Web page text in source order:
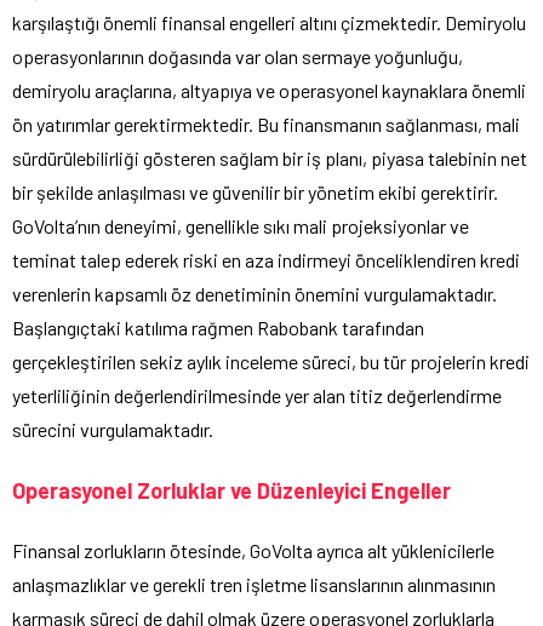
karşılaştığı önemli finansal engelleri altını çizmektedir. Demiryolu
operasyonlarının doğasında var olan sermaye yoğunluğu,
demiryolu araçlarına, altyapıya ve operasyonel kaynaklara önemli
ön yatırımlar gerektirmektedir. Bu finansmanın sağlanması, mali
sürdürülebilirliği gösteren sağlam bir iş planı, piyasa talebinin net
bir şekilde anlaşılması ve güvenilir bir yönetim ekibi gerektirir.
GoVolta’nın deneyimi, genellikle sıkı mali projeksiyonlar ve
teminat talep ederek riski en aza indirmeyi önceliklendiren kredi
verenlerin kapsamlı öz denetiminin önemini vurgulamaktadır.
Başlangıçtaki katılıma rağmen Rabobank tarafından
gerçekleştirilen sekiz aylık inceleme süreci, bu tür projelerin kredi
yeterliliğinin değerlendirilmesinde yer alan titiz değerlendirme
sürecini vurgulamaktadır.
Operasyonel Zorluklar ve Düzenleyici Engeller
Finansal zorlukların ötesinde, GoVolta ayrıca alt yüklenicilerle
anlaşmazlıklar ve gerekli tren işletme lisanslarının alınmasının
karmaşık süreci de dahil olmak üzere operasyonel zorluklarla